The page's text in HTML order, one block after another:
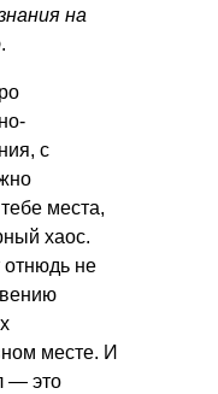
на
.
с
места,
хаос.
отнюдь не
месте. И
— это